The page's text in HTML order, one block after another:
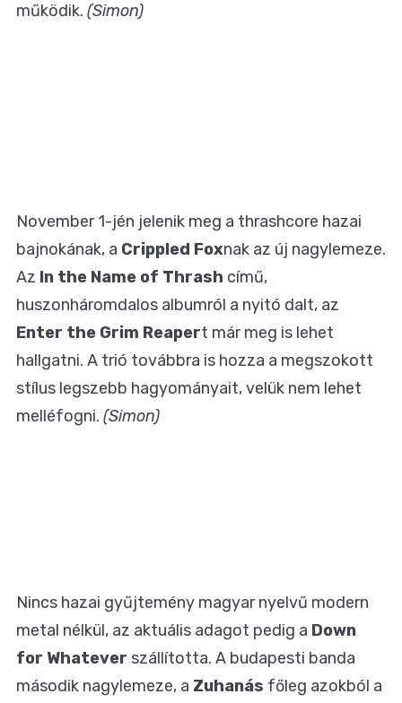
működik. (Simon)
November 1-jén jelenik meg a thrashcore hazai
bajnokának, a Crippled Foxnak az új nagylemeze.
Az In the Name of Thrash című,
huszonháromdalos albumról a nyitó dalt, az
Enter the Grim Reapert már meg is lehet
hallgatni. A trió továbbra is hozza a megszokott
stílus legszebb hagyományait, velük nem lehet
melléfogni. (Simon)
Nincs hazai gyűjtemény magyar nyelvű modern
metal nélkül, az aktuális adagot pedig a Down
for Whatever szállította. A budapesti banda
második nagylemeze, a Zuhanás főleg azokból a